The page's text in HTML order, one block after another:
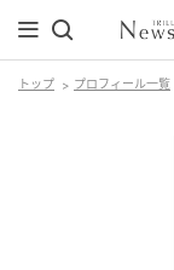
トップ プロフィール一覧